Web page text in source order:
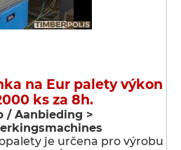
na Eur palety výkon
ks za 8h.
/ Aanbieding >
je určena pro výrobu